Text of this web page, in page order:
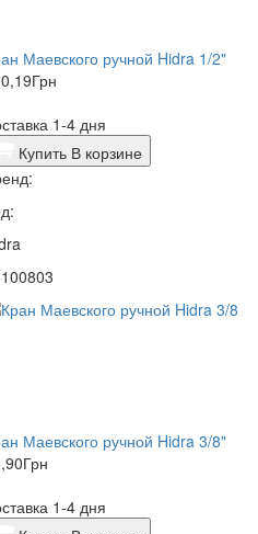
Маевского ручной Hidra 1/2"
Грн
1-4 дня
Купить В корзине
Маевского ручной Hidra 3/8"
Грн
1-4 дня